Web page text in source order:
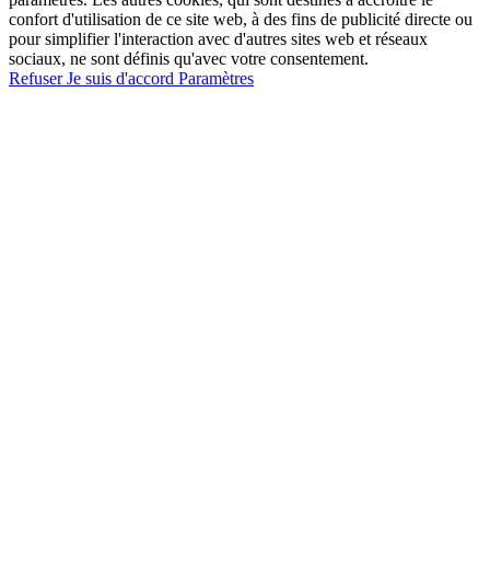
confort d'utilisation de ce site web, à des fins de publicité directe ou
pour simplifier l'interaction avec d'autres sites web et réseaux
sociaux, ne sont définis qu'avec votre consentement.
RefuserJe suis d'accord Paramètres